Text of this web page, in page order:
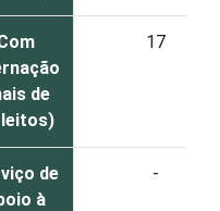
de
17
de
à
-